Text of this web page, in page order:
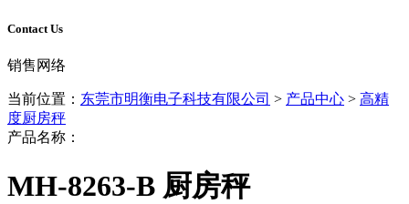
Contact Us
销售网络
当前位置： 东莞市明衡电子科技有限公司 > 产品中心 > 高精
度厨房秤
产品名称：
MH-8263-B 厨房秤